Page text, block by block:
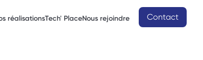
réalisationsTech' PlaceNous rejoindre Contact